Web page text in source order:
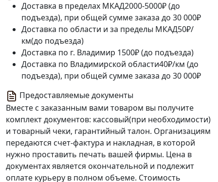
Доставка в пределах МКАД2000-5000₽ (до
подъезда), при общей сумме заказа до 30 000₽
Доставка по области и за пределы МКАД50₽/
км(до подъезда)
Доставка по г. Владимир 1500₽ (до подъезда)
Доставка по Владимирской области40₽/км (до
подъезда), при общей сумме заказа до 30 000₽
Предоставляемые документы
Вместе с заказанным вами товаром вы получите
комплект документов: кассовый(при необходимости)
и товарный чеки, гарантийный талон. Организациям
передаются счет-фактура и накладная, в которой
нужно проставить печать вашей фирмы. Цена в
документах является окончательной и подлежит
оплате курьеру в полном объеме. Стоимость